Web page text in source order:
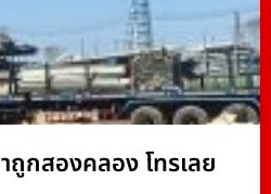
ถูกสองคลอง โทรเลย